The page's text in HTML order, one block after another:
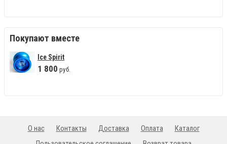
Покупают вместе
Ice Spirit
1 800 руб.
О нас Контакты Доставка Оплата
Каталог